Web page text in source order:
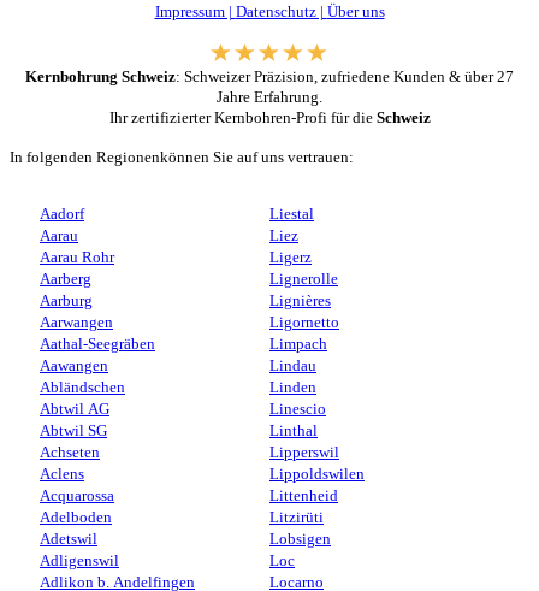
Impressum | Datenschutz | Über uns
Kernbohrung Schweiz: Schweizer Präzision, zufriedene Kunden & über 27
Jahre Erfahrung.
Ihr zertifizierter Kernbohren-Profi für die Schweiz
In folgenden Regionenkönnen Sie auf uns vertrauen:
Aadorf
Aarau
Aarau Rohr
Aarberg
Aarburg
Aarwangen
Aathal-Seegräben
Aawangen
Abländschen
Abtwil AG
Abtwil SG
Achseten
Aclens
Acquarossa
Adelboden
Adetswil
Adligenswil
Adlikon b. Andelfingen
Liestal
Liez
Ligerz
Lignerolle
Lignières
Ligornetto
Limpach
Lindau
Linden
Linescio
Linthal
Lipperswil
Lippoldswilen
Littenheid
Litzirüti
Lobsigen
Loc
Locarno